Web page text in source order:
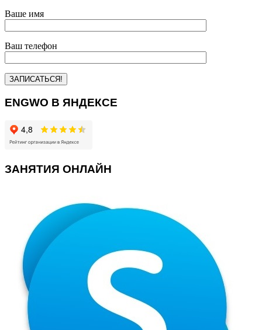
Ваше имя
Ваш телефон
ENGWO В ЯНДЕКСЕ
ЗАНЯТИЯ ОНЛАЙН